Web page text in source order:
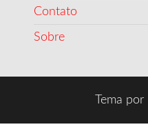
Contato
Sobre
Tema por